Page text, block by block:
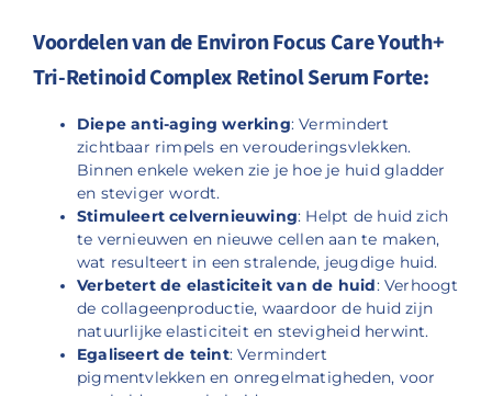
Voordelen van de Environ Focus Care Youth+
Tri-Retinoid Complex Retinol Serum Forte:
Diepe anti-aging werking: Vermindert
zichtbaar rimpels en verouderingsvlekken.
Binnen enkele weken zie je hoe je huid gladder
en steviger wordt.
Stimuleert celvernieuwing: Helpt de huid zich
te vernieuwen en nieuwe cellen aan te maken,
wat resulteert in een stralende, jeugdige huid.
Verbetert de elasticiteit van de huid: Verhoogt
de collageenproductie, waardoor de huid zijn
natuurlijke elasticiteit en stevigheid herwint.
Egaliseert de teint: Vermindert
pigmentvlekken en onregelmatigheden, voor